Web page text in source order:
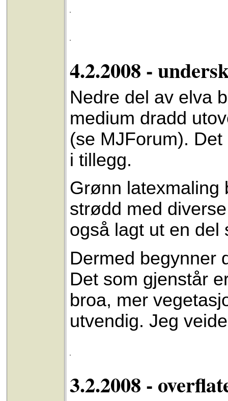
4.2.2008 -
Nedre del av elva
medium dradd
(se MJForum).
i tillegg.
Grønn latexmaling
strødd med
også lagt ut en del
Dermed begynner
Det som gjenstår
broa, mer
utvendig. Jeg
3.2.2008 -